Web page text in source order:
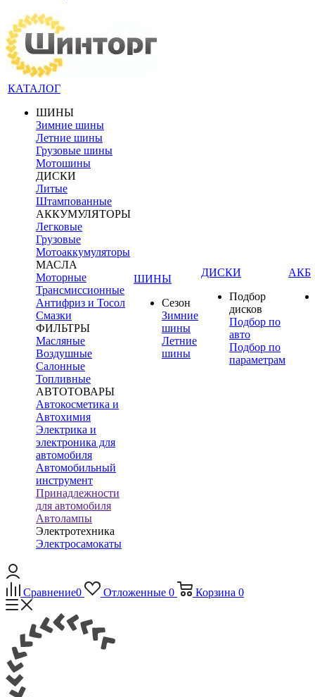
КАТАЛОГ
ШИНЫ
Зимние шины
Летние шины
Грузовые шины
Мотошины
ДИСКИ
Литые
Штампованные
АККУМУЛЯТОРЫ
Легковые
Грузовые
Мотоаккумуляторы
МАСЛА
Моторные
Трансмиссионные
Антифриз и Тосол
Смазки
ФИЛЬТРЫ
Масляные
Воздушные
Салонные
Топливные
АВТОТОВАРЫ
Автокосметика и
Автохимия
Электрика и
электроника для
автомобиля
Автомобильный
инструмент
Принадлежности
для автомобиля
Автолампы
Электротехника
Электросамокаты
ШИНЫ
Сезон
Зимние
шины
Летние
шины
ДИСКИ
Подбор
дисков
Подбор по
авто
Подбор по
параметрам
АКБ
Сравнение0 Отложенные 0 Корзина 0